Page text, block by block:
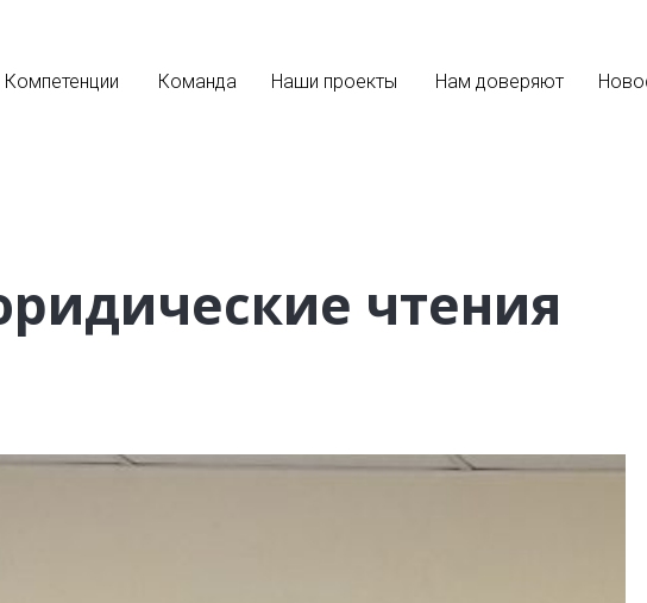
Компетенции Команда Наши проекты Нам доверяют
чтения